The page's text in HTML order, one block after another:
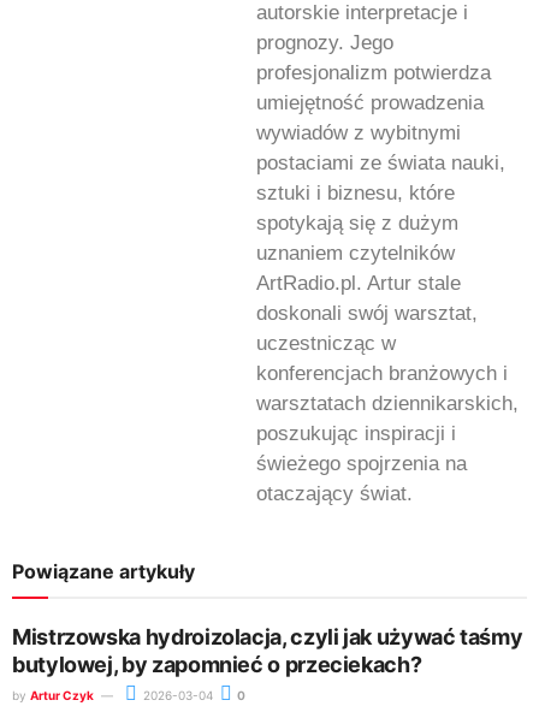
autorskie interpretacje i
prognozy. Jego
profesjonalizm potwierdza
umiejętność prowadzenia
wywiadów z wybitnymi
postaciami ze świata nauki,
sztuki i biznesu, które
spotykają się z dużym
uznaniem czytelników
ArtRadio.pl. Artur stale
doskonali swój warsztat,
uczestnicząc w
konferencjach branżowych i
warsztatach dziennikarskich,
poszukując inspiracji i
świeżego spojrzenia na
otaczający świat.
Powiązane artykuły
Mistrzowska hydroizolacja, czyli jak używać taśmy
butylowej, by zapomnieć o przeciekach?
by Artur Czyk 2026-03-04 0